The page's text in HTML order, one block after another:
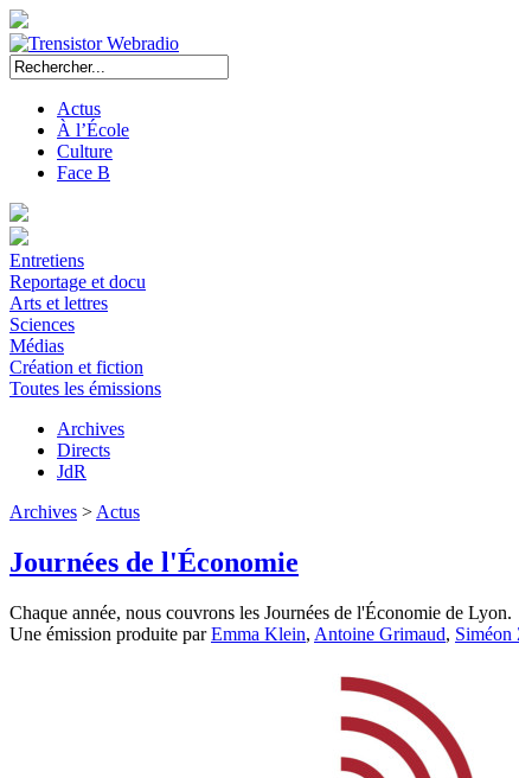
Actus
À l’École
Culture
Face B
Entretiens
Reportage et docu
Arts et lettres
Sciences
Médias
Création et fiction
Toutes les émissions
Archives
Directs
JdR
Archives > Actus
Journées de l'Économie
Chaque année, nous couvrons les Journées de l'Économie de Lyon.
Une émission produite parEmma Klein, Antoine Grimaud, Siméon